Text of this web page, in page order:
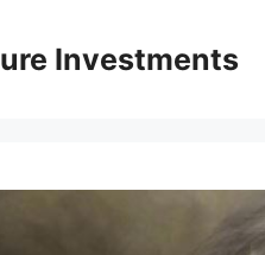
Investments